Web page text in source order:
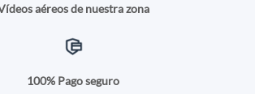
aéreos de nuestra zona
100% Pago seguro